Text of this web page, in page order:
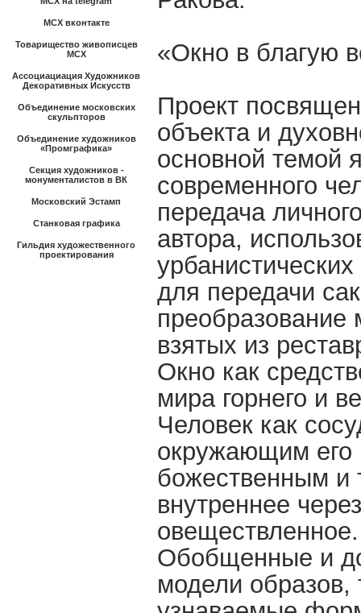
МСХ вконтакте
Товарищество живописцев
МСХ
Ассоциациация Художников
Декоративных Искусств
Объединение московских
скульпторов
Объединение художников
«Промграфика»
Секция художников -
монументалистов в ВК
Московский Эстамп
Станковая графика
Гильдия художественного
проектирования
«Окно в благую
Проект
объекта и
основной темой
современного
передача
автора,
для передачи
взятых из
Окно как
мира горнего и
Человек как
окружающим его
божественным и
внутреннее
овеществленное.
Обобщенные и
модели образов,